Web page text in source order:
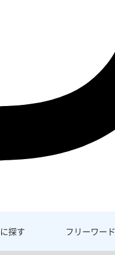
に探す フリーワード